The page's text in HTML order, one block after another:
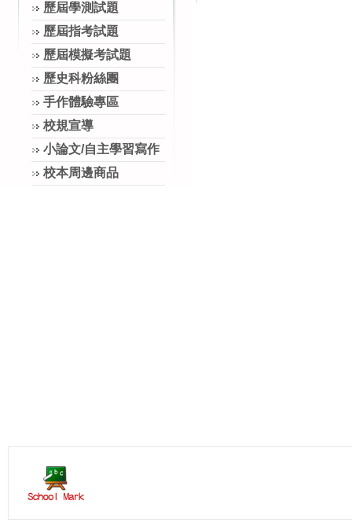
歷屆學測試題
歷屆指考試題
歷屆模擬考試題
歷史科粉絲團
手作體驗專區
校規宣導
小論文/自主學習寫作
校本周邊商品